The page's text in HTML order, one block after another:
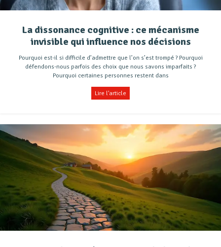
La dissonance cognitive : ce mécanisme
invisible qui influence nos décisions
Pourquoi est-il si difficile d’admettre que l’on s’est trompé ? Pourquoi
défendons-nous parfois des choix que nous savons imparfaits ?
Pourquoi certaines personnes restent dans
Lire l'article